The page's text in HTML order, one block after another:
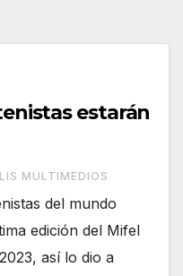
estarán
MULTIMEDIOS
del mundo
edición del Mifel
así lo dio a